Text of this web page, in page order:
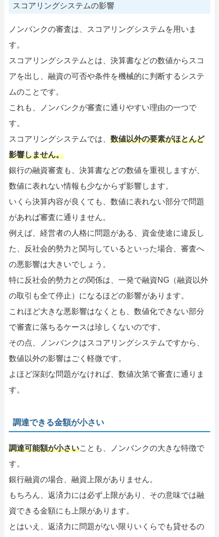
スコアリングシステムの影響
ノンバンクの審査は、スコアリングシステムを用いま
す。
スコアリングシステムとは、決算書などの数値からスコ
アを出し、融資の可否や条件を機械的に判断するシステ
ムのことです。
これも、ノンバンクが審査に通りやすい理由の一つで
す。
スコアリングシステムでは、 数値以外の要素がほとんど
影響しません。
銀行の融資審査も、決算書などの数値を重視しますが、
数値に表れない情報も少なからず影響します。
いくら決算内容が良くても、数値に表れない部分で問題
があれば審査に通りません。
例えば、経営者の人格に問題がある、資金使途に違反し
た、反社会的勢力と関与しているといった場合、審査へ
の悪影響は大きいでしょう。
特に反社会的勢力との関係は、一発で融資NG（融資以外
の取引も全て停止）になるほどの影響があります。
これほど大きな悪影響はなくとも、数値化できない部分
で審査に落ちるケースは珍しくないのです。
その点、ノンバンクはスコアリングシステムですから、
数値以外の影響はごく軽微です。
よほど深刻な問題がなければ、数値次第で審査に通りま
す。
調達できる金額が小さい
調達可能額が小さいことも、ノンバンクの大きな特徴で
す。
銀行融資の場合、融資上限がありません。
もちろん、返済力には必ず上限があり、その意味では融
資できる金額にも上限があります。
とはいえ、返済力に問題がない限りいくらでも貸せるの